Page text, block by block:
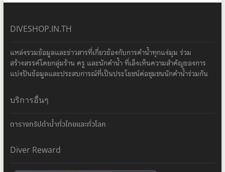
DIVESHOP.IN.TH
แหล่งรวมข้อมูลและข่าวสารที่เกี่ยวข้องกับการดำน้ำทุกแง่มุม ร่วม
สร้างสรรค์โดยกลุ่มร้าน ครู และนักดำน้ำ ที่เล็งเห็นความสำคัญของการ
แบ่งปันข้อมูลและประสบการณ์ที่เป็นประโยชน์ต่อชุมชนนักดำน้ำร่วมกัน
บริการอื่นๆ
ตารางทริปดำน้ำทั่วไทยและทั่วโลก
Diver Reward